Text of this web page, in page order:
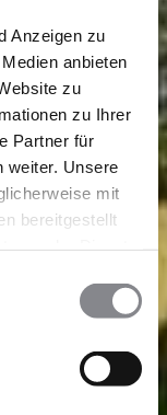
Anzeigen zu
anbieten
zu
zu Ihrer
Partner für
weiter. Unsere
mit
bereitgestellt